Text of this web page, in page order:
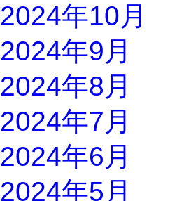
2024年10月
2024年9月
2024年8月
2024年7月
2024年6月
2024年5月